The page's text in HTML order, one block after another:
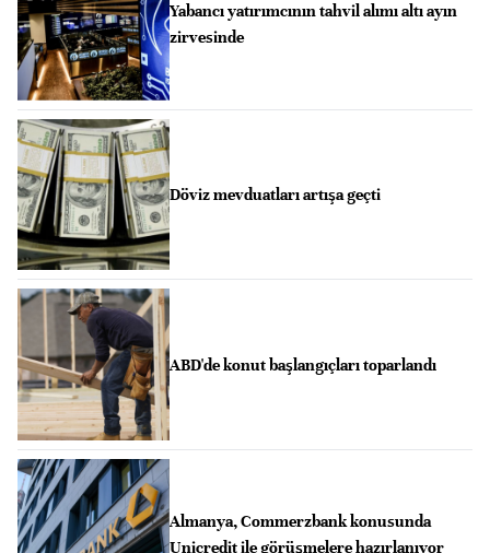
Yabancı yatırımcının tahvil alımı altı ayın
zirvesinde
Döviz mevduatları artışa geçti
ABD'de konut başlangıçları toparlandı
Almanya, Commerzbank konusunda
Unicredit ile görüşmelere hazırlanıyor